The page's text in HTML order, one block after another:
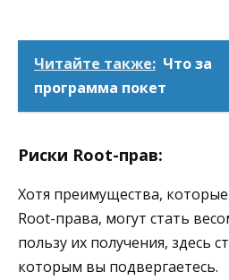
Читайте также: Что за
программа покет
Риски Root-прав:
Хотя преимущества,
Root-права, могут стать
пользу их получения, здесь
которым вы подвергаетесь.